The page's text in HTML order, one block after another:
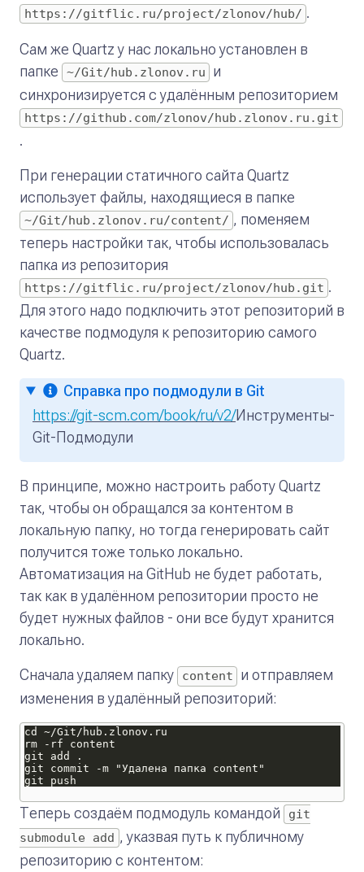
https://gitflic.ru/project/zlonov/hub/ .
Сам же Quartz у нас локально установлен в
папке
~/Git/hub.zlonov.ru
и
синхронизируется с удалённым репозиторием
https://github.com/zlonov/hub.zlonov.ru.git
.
При генерации статичного сайта Quartz
использует файлы, находящиеся в папке
~/Git/hub.zlonov.ru/content/ , поменяем
теперь настройки так, чтобы использовалась
папка из репозитория
https://gitflic.ru/project/zlonov/hub.git .
Для этого надо подключить этот репозиторий в
качестве подмодуля к репозиторию самого
Quartz.
Справка про подмодули в Git
https://git-scm.com/book/ru/v2/Инструменты-
Git-Подмодули
В принципе, можно настроить работу Quartz
так, чтобы он обращался за контентом в
локальную папку, но тогда генерировать сайт
получится тоже только локально.
Автоматизация на GitHub не будет работать,
так как в удалённом репозитории просто не
будет нужных файлов - они все будут хранится
локально.
Сначала удаляем папку content
и отправляем
изменения в удалённый репозиторий:
Теперь создаём подмодуль командой
git
submodule add , указвая путь к публичному
репозиторию с контентом: